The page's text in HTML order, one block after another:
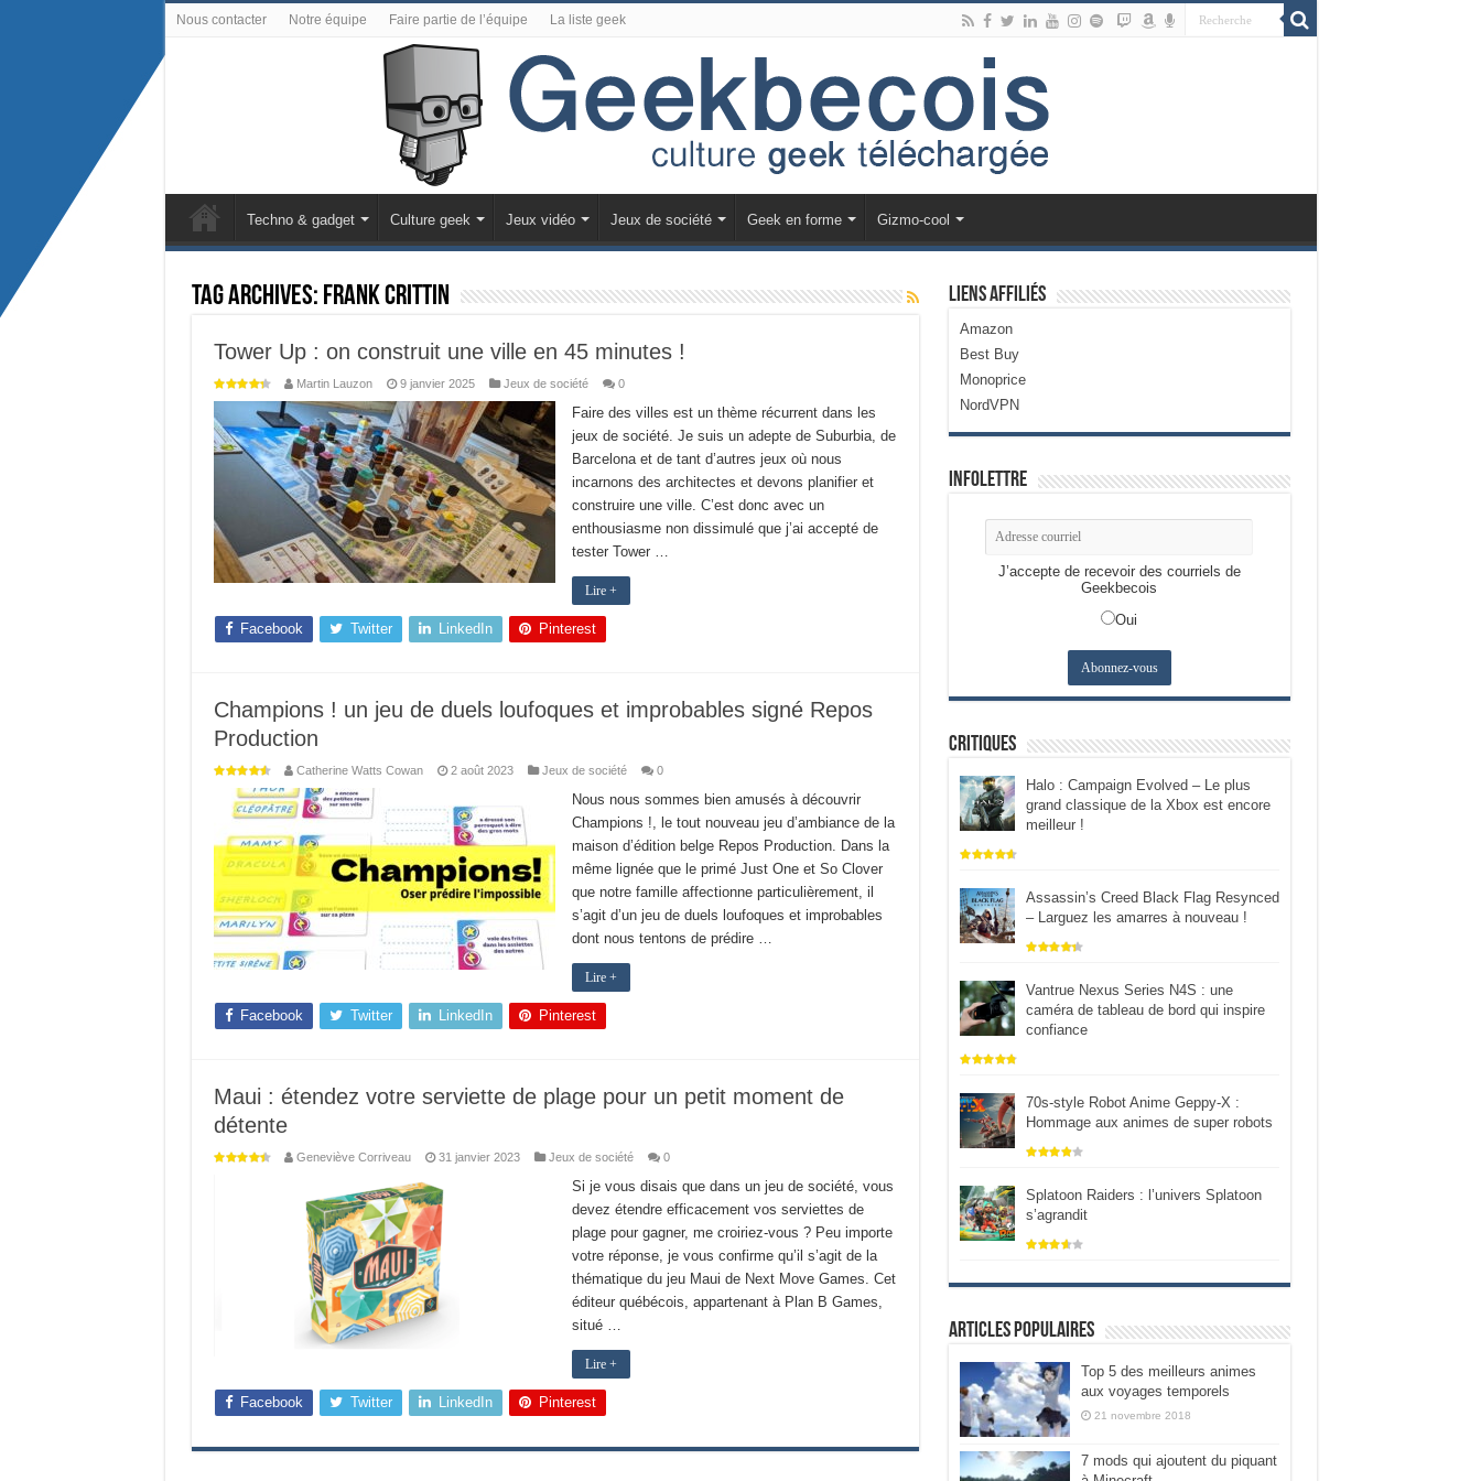
Nous contacter Notre équipe Faire partie de l’équipe La liste geek
Techno & gadget Culture geek Jeux vidéo Jeux de société Geek en forme Gizmo-cool
Tag Archives: Frank Crittin
Tower Up : on construit une ville en 45 minutes !
Martin Lauzon 9 janvier 2025 Jeux de société 0
Faire des villes est un thème récurrent dans les
jeux de société. Je suis un adepte de Suburbia, de
Barcelona et de tant d’autres jeux où nous
incarnons des architectes et devons planifier et
construire une ville. C’est donc avec un
enthousiasme non dissimulé que j’ai accepté de
tester Tower …
Lire +
Facebook Twitter LinkedIn Pinterest
Champions ! un jeu de duels loufoques et improbables signé Repos
Production
Catherine Watts Cowan 2 août 2023 Jeux de société 0
Nous nous sommes bien amusés à découvrir
Champions !, le tout nouveau jeu d’ambiance de la
maison d’édition belge Repos Production. Dans la
même lignée que le primé Just One et So Clover
que notre famille affectionne particulièrement, il
s’agit d’un jeu de duels loufoques et improbables
dont nous tentons de prédire …
Lire +
Facebook Twitter LinkedIn Pinterest
Maui : étendez votre serviette de plage pour un petit moment de
détente
Geneviève Corriveau 31 janvier 2023 Jeux de société 0
Si je vous disais que dans un jeu de société, vous
devez étendre efficacement vos serviettes de
plage pour gagner, me croiriez-vous ? Peu importe
votre réponse, je vous confirme qu’il s’agit de la
thématique du jeu Maui de Next Move Games. Cet
éditeur québécois, appartenant à Plan B Games,
situé …
Lire +
Facebook Twitter LinkedIn Pinterest
Liens Affiliés
Amazon
Best Buy
Monoprice
NordVPN
Infolettre
J’accepte de recevoir des courriels de
Geekbecois
Oui
Critiques
Halo : Campaign Evolved – Le plus
grand classique de la Xbox est encore
meilleur !
Assassin’s Creed Black Flag Resynced
– Larguez les amarres à nouveau !
Vantrue Nexus Series N4S : une
caméra de tableau de bord qui inspire
confiance
70s-style Robot Anime Geppy-X :
Hommage aux animes de super robots
Splatoon Raiders : l’univers Splatoon
s’agrandit
Articles populaires
Top 5 des meilleurs animes
aux voyages temporels
21 novembre 2018
7 mods qui ajoutent du piquant